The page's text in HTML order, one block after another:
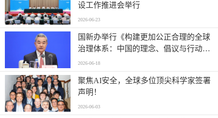
设工作推进会举行
2026-06-23
国新办举行《构建更加公正合理的全球
治理体系：中国的理念、倡议与行动》
白皮书新闻发布会
2026-06-18
聚焦AI安全，全球多位顶尖科学家签署
声明！
2026-06-03